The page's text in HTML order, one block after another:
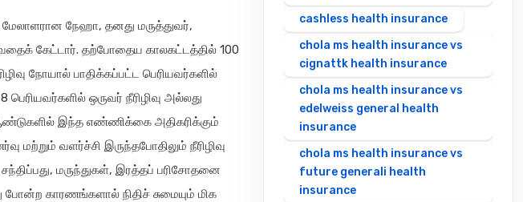
நேஹா, தனது மருத்துவர்,
கேட்டார். தற்போதைய காலகட்டத்தில் 100
நோயால் பாதிக்கப்பட்ட பெரியவர்களில்
ஒருவர் நீரிழிவு அல்லது
ஆண்டுகளில் இந்த எண்ணிக்கை அதிகரிக்கும்
மற்றும் வளர்ச்சி இருந்தபோதிலும் நீரிழிவு
மருந்துகள், இரத்தப் பரிசோதனை
போன்ற காரணங்களால் நிதிச் சுமையும் மிக
cashless health insurance
chola ms health insurance vs
cignattk health insurance
chola ms health insurance vs
edelweiss general health
insurance
chola ms health insurance vs
future generali health
insurance